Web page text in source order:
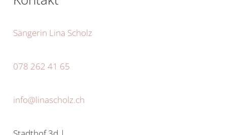
Sängerin Lina Scholz
078 262 41 65
info@linascholz.ch